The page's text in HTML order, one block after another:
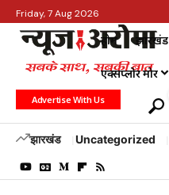
Friday, 7 Aug 2026
होम झारखंड
एक्सप्लोर मोर
Advertise With Us
झारखंड Uncategorized